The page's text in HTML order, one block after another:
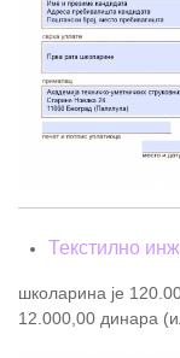
Текстилно
школарина је
12.000,00 динара